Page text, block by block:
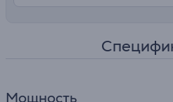
Мощность